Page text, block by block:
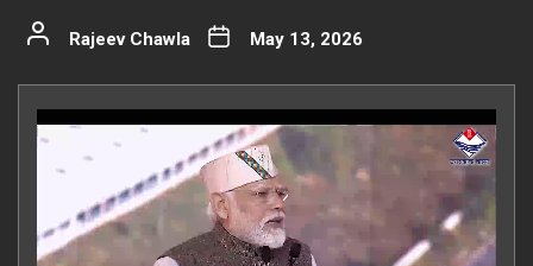
Rajeev Chawla May 13, 2026